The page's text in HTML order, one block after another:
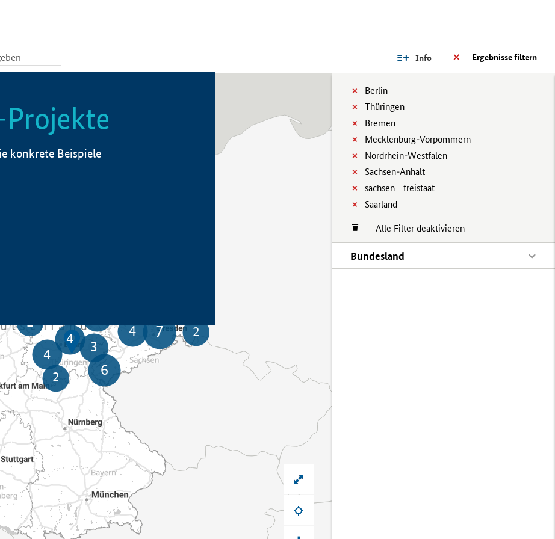
Ergebnisse filtern
Info
Berlin
Thüringen
Bremen
Mecklenburg-Vorpommern
Nordrhein-Westfalen
Sachsen-Anhalt
sachsen__freistaat
Saarland
Alle Filter deaktivieren
Bundesland
konkrete Beispiele